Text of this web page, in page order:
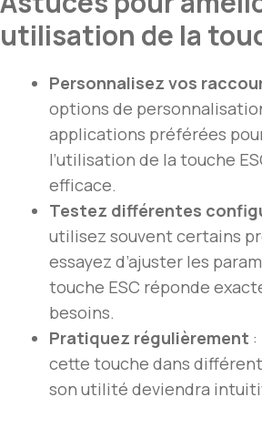
utilisation de la
Personnalisez vos
options de
applications préférées
l’utilisation de la touche
efficace.
Testez différentes
utilisez souvent certains
essayez d’ajuster les
touche ESC réponde
besoins.
Pratiquez régulièrement
cette touche dans
son utilité deviendra